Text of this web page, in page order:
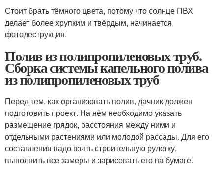
Стоит брать тёмного цвета, потому что солнце ПВХ
делает более хрупким и твёрдым, начинается
фотодеструкция.
Полив из полипропиленовых труб.
Сборка системы капельного полива
из полипропиленовых труб
Перед тем, как организовать полив, дачник должен
подготовить проект. На нём необходимо указать
размещение грядок, расстояния между ними и
отдельными растениями или молодой рассады. Для его
составления надо взять строительную рулетку,
выполнить все замеры и зарисовать его на бумаге.